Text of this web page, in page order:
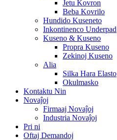
Ĵetu Kovron
Beba Kovrilo
Hundido Kuseneto
Inkontinenco Underpad
Kuseno & Kuseno
Propra Kuseno
Zekinoj Kuseno
Alia
Silka Hara Elasto
Okulmasko
Kontaktu Nin
Novaĵoj
Firmaaj Novaĵoj
Industria Novaĵoj
Pri ni
Oftaj Demandoj